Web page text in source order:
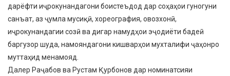
дарёфти иҷрокунандагони боистеъдод дар соҳаҳои гуногуни
санъат, аз ҷумла мусиқӣ, хореография, овозхонӣ,
иҷрокунандагии созӣ ва дигар намудҳои эҷодиёти бадеӣ
баргузор шуда, намояндагони кишварҳои мухталифи ҷаҳонро
муттаҳид менамояд.
Далер Раҷабов ва Рустам Қурбонов дар номинатсияи